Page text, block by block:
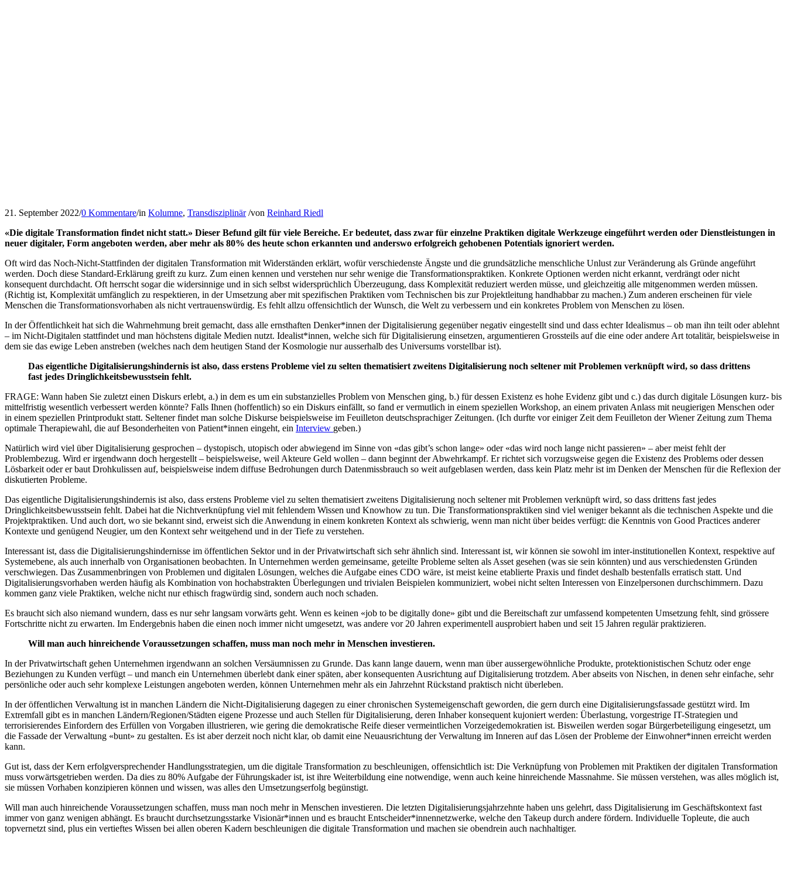
21. September 2022/0 Kommentare/in Kolumne, Transdisziplinär /von Reinhard Riedl
«Die digitale Transformation findet nicht statt.» Dieser Befund gilt für viele Bereiche. Er bedeutet, dass zwar für einzelne Praktiken digitale Werkzeuge eingeführt werden oder Dienstleistungen in
neuer digitaler, Form angeboten werden, aber mehr als 80% des heute schon erkannten und anderswo erfolgreich gehobenen Potentials ignoriert werden.
Oft wird das Noch-Nicht-Stattfinden der digitalen Transformation mit Widerständen erklärt, wofür verschiedenste Ängste und die grundsätzliche menschliche Unlust zur Veränderung als Gründe angeführt
werden. Doch diese Standard-Erklärung greift zu kurz. Zum einen kennen und verstehen nur sehr wenige die Transformationspraktiken. Konkrete Optionen werden nicht erkannt, verdrängt oder nicht
konsequent durchdacht. Oft herrscht sogar die widersinnige und in sich selbst widersprüchlich Überzeugung, dass Komplexität reduziert werden müsse, und gleichzeitig alle mitgenommen werden müssen.
(Richtig ist, Komplexität umfänglich zu respektieren, in der Umsetzung aber mit spezifischen Praktiken vom Technischen bis zur Projektleitung handhabbar zu machen.) Zum anderen erscheinen für viele
Menschen die Transformationsvorhaben als nicht vertrauenswürdig. Es fehlt allzu offensichtlich der Wunsch, die Welt zu verbessern und ein konkretes Problem von Menschen zu lösen.
In der Öffentlichkeit hat sich die Wahrnehmung breit gemacht, dass alle ernsthaften Denker*innen der Digitalisierung gegenüber negativ eingestellt sind und dass echter Idealismus – ob man ihn teilt oder ablehnt
– im Nicht-Digitalen stattfindet und man höchstens digitale Medien nutzt. Idealist*innen, welche sich für Digitalisierung einsetzen, argumentieren Grossteils auf die eine oder andere Art totalitär, beispielsweise in
dem sie das ewige Leben anstreben (welches nach dem heutigen Stand der Kosmologie nur ausserhalb des Universums vorstellbar ist).
Das eigentliche Digitalisierungshindernis ist also, dass erstens Probleme viel zu selten thematisiert zweitens Digitalisierung noch seltener mit Problemen verknüpft wird, so dass drittens
fast jedes Dringlichkeitsbewusstsein fehlt.
FRAGE: Wann haben Sie zuletzt einen Diskurs erlebt, a.) in dem es um ein substanzielles Problem von Menschen ging, b.) für dessen Existenz es hohe Evidenz gibt und c.) das durch digitale Lösungen kurz- bis
mittelfristig wesentlich verbessert werden könnte? Falls Ihnen (hoffentlich) so ein Diskurs einfällt, so fand er vermutlich in einem speziellen Workshop, an einem privaten Anlass mit neugierigen Menschen oder
in einem speziellen Printprodukt statt. Seltener findet man solche Diskurse beispielsweise im Feuilleton deutschsprachiger Zeitungen. (Ich durfte vor einiger Zeit dem Feuilleton der Wiener Zeitung zum Thema
optimale Therapiewahl, die auf Besonderheiten von Patient*innen eingeht, ein Interview geben.)
Natürlich wird viel über Digitalisierung gesprochen – dystopisch, utopisch oder abwiegend im Sinne von «das gibt’s schon lange» oder «das wird noch lange nicht passieren» – aber meist fehlt der
Problembezug. Wird er irgendwann doch hergestellt – beispielsweise, weil Akteure Geld wollen – dann beginnt der Abwehrkampf. Er richtet sich vorzugsweise gegen die Existenz des Problems oder dessen
Lösbarkeit oder er baut Drohkulissen auf, beispielsweise indem diffuse Bedrohungen durch Datenmissbrauch so weit aufgeblasen werden, dass kein Platz mehr ist im Denken der Menschen für die Reflexion der
diskutierten Probleme.
Das eigentliche Digitalisierungshindernis ist also, dass erstens Probleme viel zu selten thematisiert zweitens Digitalisierung noch seltener mit Problemen verknüpft wird, so dass drittens fast jedes
Dringlichkeitsbewusstsein fehlt. Dabei hat die Nichtverknüpfung viel mit fehlendem Wissen und Knowhow zu tun. Die Transformationspraktiken sind viel weniger bekannt als die technischen Aspekte und die
Projektpraktiken. Und auch dort, wo sie bekannt sind, erweist sich die Anwendung in einem konkreten Kontext als schwierig, wenn man nicht über beides verfügt: die Kenntnis von Good Practices anderer
Kontexte und genügend Neugier, um den Kontext sehr weitgehend und in der Tiefe zu verstehen.
Interessant ist, dass die Digitalisierungshindernisse im öffentlichen Sektor und in der Privatwirtschaft sich sehr ähnlich sind. Interessant ist, wir können sie sowohl im inter-institutionellen Kontext, respektive auf
Systemebene, als auch innerhalb von Organisationen beobachten. In Unternehmen werden gemeinsame, geteilte Probleme selten als Asset gesehen (was sie sein könnten) und aus verschiedensten Gründen
verschwiegen. Das Zusammenbringen von Problemen und digitalen Lösungen, welches die Aufgabe eines CDO wäre, ist meist keine etablierte Praxis und findet deshalb bestenfalls erratisch statt. Und
Digitalisierungsvorhaben werden häufig als Kombination von hochabstrakten Überlegungen und trivialen Beispielen kommuniziert, wobei nicht selten Interessen von Einzelpersonen durchschimmern. Dazu
kommen ganz viele Praktiken, welche nicht nur ethisch fragwürdig sind, sondern auch noch schaden.
Es braucht sich also niemand wundern, dass es nur sehr langsam vorwärts geht. Wenn es keinen «job to be digitally done» gibt und die Bereitschaft zur umfassend kompetenten Umsetzung fehlt, sind grössere
Fortschritte nicht zu erwarten. Im Endergebnis haben die einen noch immer nicht umgesetzt, was andere vor 20 Jahren experimentell ausprobiert haben und seit 15 Jahren regulär praktizieren.
Will man auch hinreichende Voraussetzungen schaffen, muss man noch mehr in Menschen investieren.
In der Privatwirtschaft gehen Unternehmen irgendwann an solchen Versäumnissen zu Grunde. Das kann lange dauern, wenn man über aussergewöhnliche Produkte, protektionistischen Schutz oder enge
Beziehungen zu Kunden verfügt – und manch ein Unternehmen überlebt dank einer späten, aber konsequenten Ausrichtung auf Digitalisierung trotzdem. Aber abseits von Nischen, in denen sehr einfache, sehr
persönliche oder auch sehr komplexe Leistungen angeboten werden, können Unternehmen mehr als ein Jahrzehnt Rückstand praktisch nicht überleben.
In der öffentlichen Verwaltung ist in manchen Ländern die Nicht-Digitalisierung dagegen zu einer chronischen Systemeigenschaft geworden, die gern durch eine Digitalisierungsfassade gestützt wird. Im
Extremfall gibt es in manchen Ländern/Regionen/Städten eigene Prozesse und auch Stellen für Digitalisierung, deren Inhaber konsequent kujoniert werden: Überlastung, vorgestrige IT-Strategien und
terrorisierendes Einfordern des Erfüllen von Vorgaben illustrieren, wie gering die demokratische Reife dieser vermeintlichen Vorzeigedemokratien ist. Bisweilen werden sogar Bürgerbeteiligung eingesetzt, um
die Fassade der Verwaltung «bunt» zu gestalten. Es ist aber derzeit noch nicht klar, ob damit eine Neuausrichtung der Verwaltung im Inneren auf das Lösen der Probleme der Einwohner*innen erreicht werden
kann.
Gut ist, dass der Kern erfolgversprechender Handlungsstrategien, um die digitale Transformation zu beschleunigen, offensichtlich ist: Die Verknüpfung von Problemen mit Praktiken der digitalen Transformation
muss vorwärtsgetrieben werden. Da dies zu 80% Aufgabe der Führungskader ist, ist ihre Weiterbildung eine notwendige, wenn auch keine hinreichende Massnahme. Sie müssen verstehen, was alles möglich ist,
sie müssen Vorhaben konzipieren können und wissen, was alles den Umsetzungserfolg begünstigt.
Will man auch hinreichende Voraussetzungen schaffen, muss man noch mehr in Menschen investieren. Die letzten Digitalisierungsjahrzehnte haben uns gelehrt, dass Digitalisierung im Geschäftskontext fast
immer von ganz wenigen abhängt. Es braucht durchsetzungsstarke Visionär*innen und es braucht Entscheider*innennetzwerke, welche den Takeup durch andere fördern. Individuelle Topleute, die auch
topvernetzt sind, plus ein vertieftes Wissen bei allen oberen Kadern beschleunigen die digitale Transformation und machen sie obendrein auch nachhaltiger.